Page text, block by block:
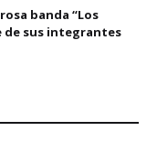
banda “Los
de sus integrantes